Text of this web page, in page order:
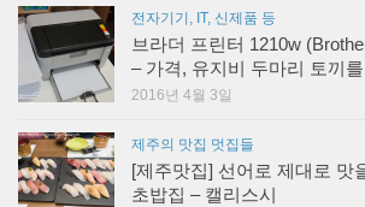
전자기기, IT, 신제품 등
브라더 프린터 1210w
– 가격, 유지비 두마리 토끼
2016년 4월 3일
제주의 맛집 멋집들
[제주맛집] 선어로 제대로 맛
초밥집 – 캘리스시